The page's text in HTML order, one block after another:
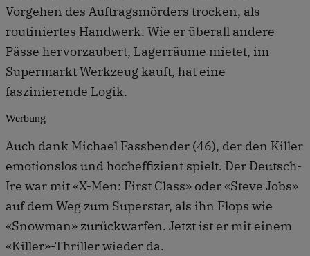
Vorgehen des Auftragsmörders trocken, als
routiniertes Handwerk. Wie er überall andere
Pässe hervorzaubert, Lagerräume mietet, im
Supermarkt Werkzeug kauft, hat eine
faszinierende Logik.
Werbung
Auch dank Michael Fassbender (46), der den Killer
emotionslos und hocheffizient spielt. Der Deutsch-
Ire war mit «X-Men: First Class» oder «Steve Jobs»
auf dem Weg zum Superstar, als ihn Flops wie
«Snowman» zurückwarfen. Jetzt ist er mit einem
«Killer»-Thriller wieder da.